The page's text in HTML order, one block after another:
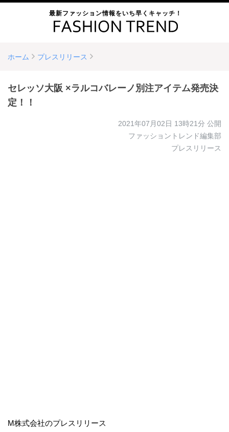
最新ファッション情報をいち早くキャッチ！
ホーム プレスリリース
セレッソ大阪 ×ラルコバレーノ別注アイテム発売決
定！！
2021年07月02日 13時21分 公開
ファッショントレンド編集部
プレスリリース
M株式会社のプレスリリース